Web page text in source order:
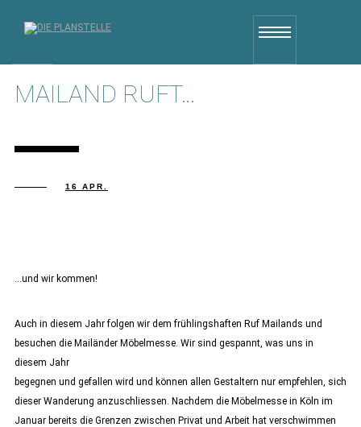
MAILAND RUFT…
16 APR.
…und wir kommen!
Auch in diesem Jahr folgen wir dem frühlingshaften Ruf Mailands und
besuchen die Mailänder Möbelmesse. Wir sind gespannt, was uns in
diesem Jahr
begegnen und gefallen wird und können allen Gestaltern nur empfehlen, sich
dieser Wanderung anzuschliessen. Nachdem die Möbelmesse in Köln im
Januar bereits die Grenzen zwischen Privat und Arbeit hat verschwimmen